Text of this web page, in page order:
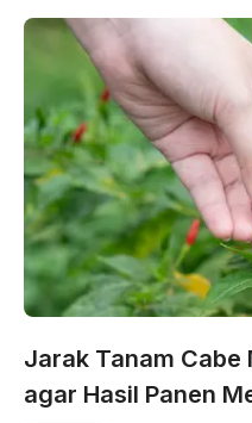
Jarak Tanam Cabe
agar Hasil Panen